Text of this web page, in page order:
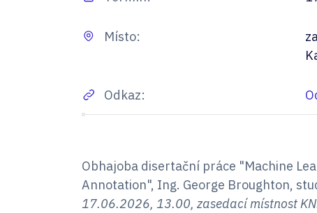
Místo:
Odkaz:
Obhajoba disertační práce "Machine
Annotation", Ing. George Broughton,
17.06.2026, 13.00, zasedací místnost